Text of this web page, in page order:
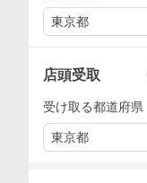
東京都
店頭受取
受け取る都道府県
東京都